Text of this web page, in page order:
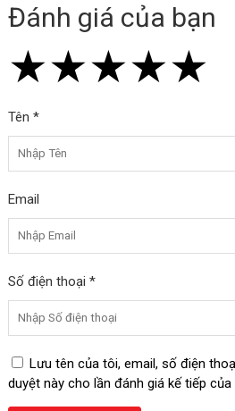
Đánh giá của bạn
★
★★
★★★
★★★★
★★★★★
Tên *
Email
Số điện thoại *
Lưu tên của tôi, email, số điện
duyệt này cho lần đánh giá kế tiếp của